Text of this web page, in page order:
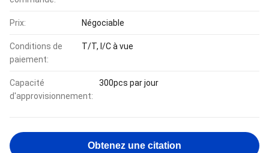
Prix: Négociable
Conditions de
paiement:
T/T, l/C à vue
Capacité
d'approvisionnement:
300pcs par jour
Obtenez une citation